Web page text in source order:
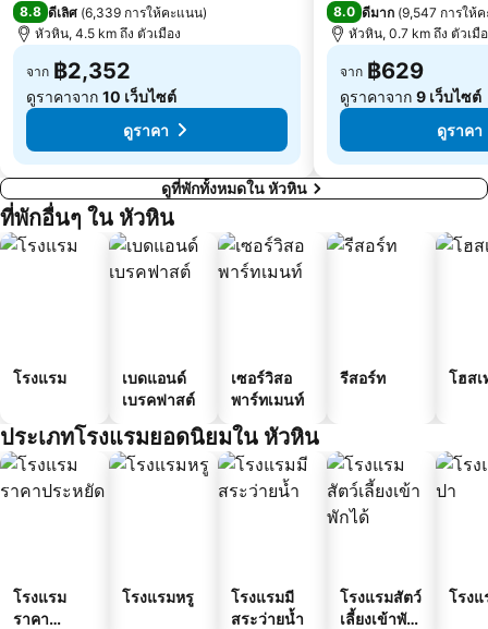
8.8 ดีเลิศ (6,339 การให้คะแนน)
หัวหิน, 4.5 km ถึง ตัวเมือง
จาก ฿2,352
ดูราคาจาก 10 เว็บไซต์
ดูราคา
8.0 ดีมาก (9,547 การให้
หัวหิน, 0.7 km ถึง ตัวเมื
จาก ฿629
ดูราคาจาก 9 เว็บไซต์
ดูราคา
ดูที่พักทั้งหมดใน หัวหิน
ที่พักอื่นๆ ใน หัวหิน
โรงแรม
เบดแอนด์
เบรคฟาสต์
เซอร์วิสอ
พาร์ทเมนท์
รีสอร์ท โฮสเ
ประเภทโรงแรมยอดนิยมใน หัวหิน
โรงแรม
ราคา
โรงแรมหรู
โรงแรมมี
สระว่ายน้ำ
โรงแรมสัตว์
เลี้ยงเข้าพัก
โรง